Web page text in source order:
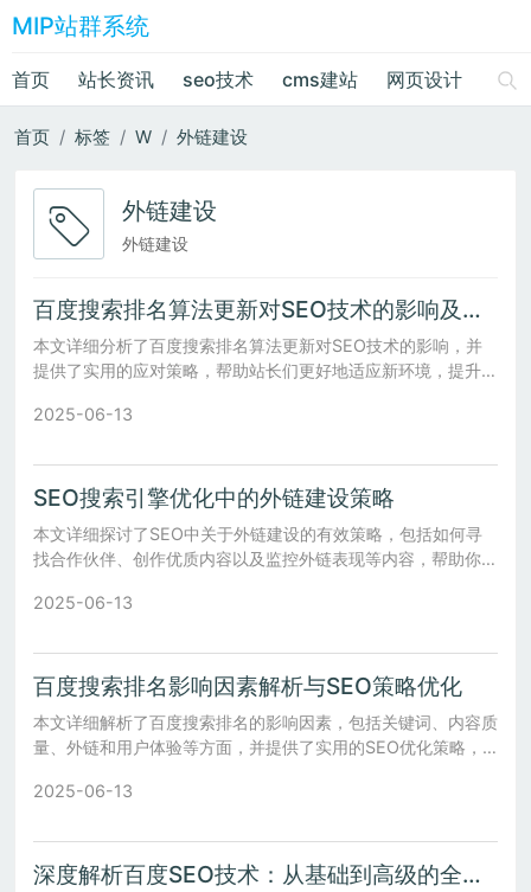
MIP站群系统
首页 站长资讯 seo技术 cms建站 网页设计 绘
首页 标签 W 外链建设
外链建设
外链建设
百度搜索排名算法更新对SEO技术的影响及应对策略
本文详细分析了百度搜索排名算法更新对SEO技术的影响，并
提供了实用的应对策略，帮助站长们更好地适应新环境，提升网
2025-06-13
SEO搜索引擎优化中的外链建设策略
本文详细探讨了SEO中关于外链建设的有效策略，包括如何寻
找合作伙伴、创作优质内容以及监控外链表现等内容，帮助你提
2025-06-13
百度搜索排名影响因素解析与SEO策略优化
本文详细解析了百度搜索排名的影响因素，包括关键词、内容质
量、外链和用户体验等方面，并提供了实用的SEO优化策略，
2025-06-13
深度解析百度SEO技术：从基础到高级的全面指南